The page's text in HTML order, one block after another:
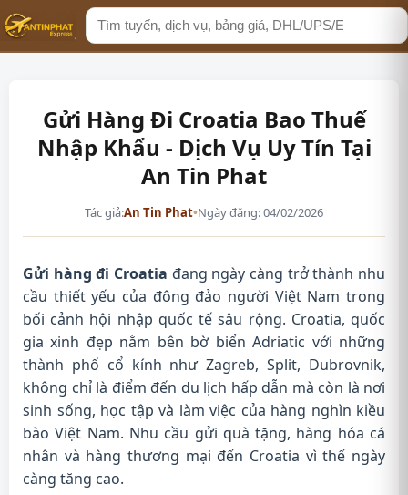
Tìm
kiếm
Gửi Hàng Đi Croatia Bao Thuế
Nhập Khẩu - Dịch Vụ Uy Tín Tại
An Tin Phat
Tác giả:An Tin Phat•Ngày đăng: 04/02/2026
Gửi hàng đi Croatia đang ngày càng trở thành nhu
cầu thiết yếu của đông đảo người Việt Nam trong
bối cảnh hội nhập quốc tế sâu rộng. Croatia, quốc
gia xinh đẹp nằm bên bờ biển Adriatic với những
thành phố cổ kính như Zagreb, Split, Dubrovnik,
không chỉ là điểm đến du lịch hấp dẫn mà còn là nơi
sinh sống, học tập và làm việc của hàng nghìn kiều
bào Việt Nam. Nhu cầu gửi quà tặng, hàng hóa cá
nhân và hàng thương mại đến Croatia vì thế ngày
càng tăng cao.